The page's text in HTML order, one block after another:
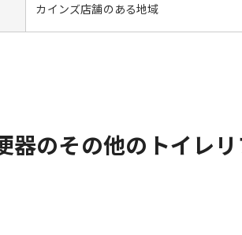
カインズ店舗のある地域
器のその他のトイレ